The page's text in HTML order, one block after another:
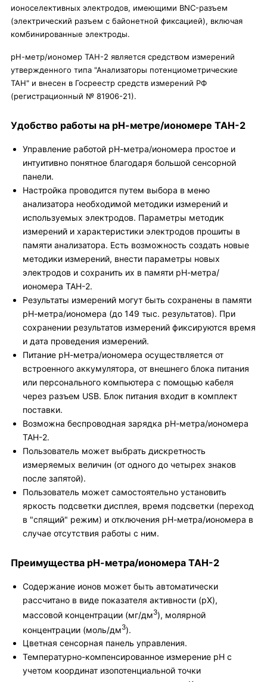
ионоселективных электродов, имеющими BNC-разъем
(электрический разъем с байонетной фиксацией), включая
комбинированные электроды.
рН-метр/иономер ТАН-2 является средством измерений
утвержденного типа "Анализаторы потенциометрические
ТАН" и внесен в Госреестр средств измерений РФ
(регистрационный № 81906-21).
Удобство работы на рН-метре/иономере ТАН-2
Управление работой рН-метра/иономера простое и
интуитивно понятное благодаря большой сенсорной
панели.
Настройка проводится путем выбора в меню
анализатора необходимой методики измерений и
используемых электродов. Параметры методик
измерений и характеристики электродов прошиты в
памяти анализатора. Есть возможность создать новые
методики измерений, внести параметры новых
электродов и сохранить их в памяти рН-метра/
иономера ТАН-2.
Результаты измерений могут быть сохранены в памяти
рН-метра/иономера (до 149 тыс. результатов). При
сохранении результатов измерений фиксируются время
и дата проведения измерений.
Питание рН-метра/иономера осуществляется от
встроенного аккумулятора, от внешнего блока питания
или персонального компьютера с помощью кабеля
через разъем USB. Блок питания входит в комплект
поставки.
Возможна беспроводная зарядка рН-метра/иономера
ТАН-2.
Пользователь может выбрать дискретность
измеряемых величин (от одного до четырех знаков
после запятой).
Пользователь может самостоятельно установить
яркость подсветки дисплея, время подсветки (переход
в "спящий" режим) и отключения рН-метра/иономера в
случае отсутствия работы с ним.
Преимущества рН-метра/иономера ТАН-2
Содержание ионов может быть автоматически
рассчитано в виде показателя активности (рХ),
массовой концентрации (мг/дм3), молярной
концентрации (моль/дм3).
Цветная сенсорная панель управления.
Температурно-компенсированное измерение рН с
учетом координат изопотенциальной точки